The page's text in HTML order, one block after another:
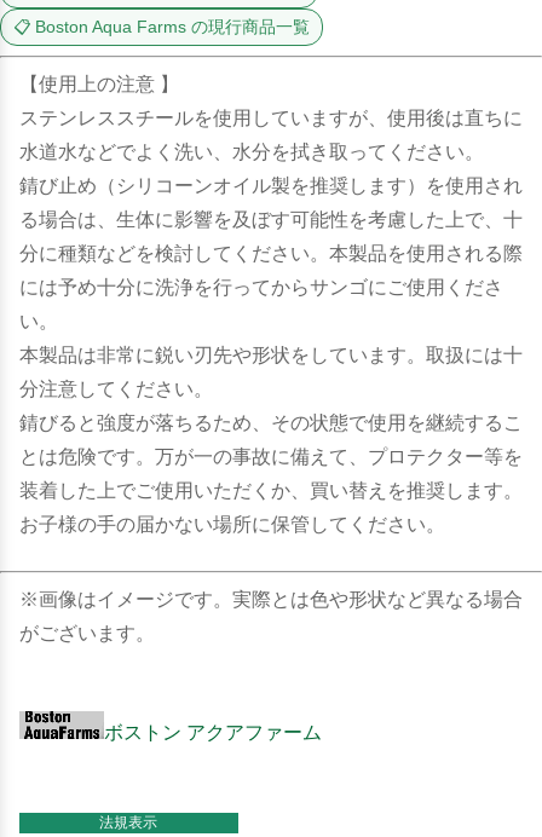
📋 Boston Aqua Farms の現行商品一覧
【使用上の注意 】
ステンレススチールを使用していますが、使用後は直ちに
水道水などでよく洗い、水分を拭き取ってください。
錆び止め（シリコーンオイル製を推奨します）を使用され
る場合は、生体に影響を及ぼす可能性を考慮した上で、十
分に種類などを検討してください。本製品を使用される際
には予め十分に洗浄を行ってからサンゴにご使用くださ
い。
本製品は非常に鋭い刃先や形状をしています。取扱には十
分注意してください。
錆びると強度が落ちるため、その状態で使用を継続するこ
とは危険です。万が一の事故に備えて、プロテクター等を
装着した上でご使用いただくか、買い替えを推奨します。
お子様の手の届かない場所に保管してください。
※画像はイメージです。実際とは色や形状など異なる場合
がございます。
ボストン アクアファーム
法規表示